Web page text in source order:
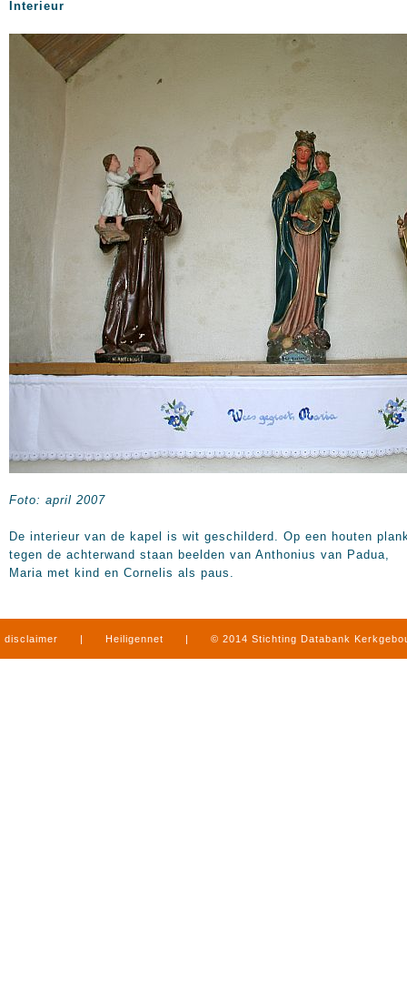
Interieur
Foto: april 2007
De interieur van de kapel is wit geschilderd. Op een houten
tegen de achterwand staan beelden van Anthonius van Padua,
Maria met kind en Cornelis als paus.
disclaimer | Heiligennet | © 2014 Stichting Databank